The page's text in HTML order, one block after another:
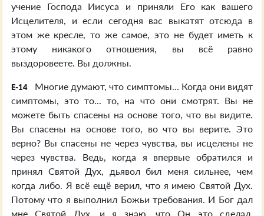
учение Господа Иисуса и приняли Его как вашего
Исцелителя, и если сегодня вас выкатят отсюда в
этом же кресле, то же самое, это не будет иметь к
этому никакого отношения, вы всё равно
выздоровеете. Вы должны.
E-14
Многие думают, что симптомы... Когда они видят
симптомы, это то... то, на что они смотрят. Вы не
можете быть спасены на основе того, что вы видите.
Вы спасены на основе того, во что вы верите. Это
верно? Вы спасены не через чувства, вы исцелены не
через чувства. Ведь, когда я впервые обратился и
принял Святой Дух, дьявол бил меня сильнее, чем
когда либо. Я всё ещё верил, что я имею Святой Дух.
Потому что я выполнил Божьи требования. И Бог дал
мне Святой Дух, и я знаю, что Он это сделал.